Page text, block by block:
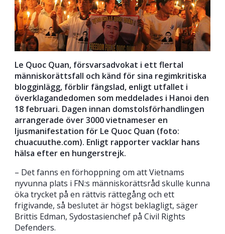
Le Quoc Quan, försvarsadvokat i ett flertal
människorättsfall och känd för sina regimkritiska
blogginlägg, förblir fängslad, enligt utfallet i
överklagandedomen som meddelades i Hanoi den
18 februari. Dagen innan domstolsförhandlingen
arrangerade över 3000 vietnameser en
ljusmanifestation för Le Quoc Quan (foto:
chuacuuthe.com). Enligt rapporter vacklar hans
hälsa efter en hungerstrejk.
– Det fanns en förhoppning om att Vietnams
nyvunna plats i FN:s människorättsråd skulle kunna
öka trycket på en rättvis rättegång och ett
frigivande, så beslutet är högst beklagligt, säger
Brittis Edman, Sydostasienchef på Civil Rights
Defenders.